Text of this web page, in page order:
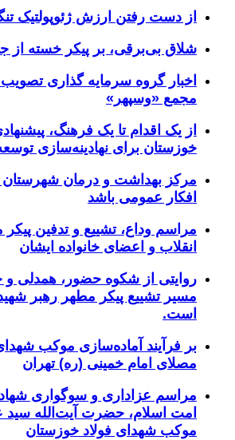
از دست رفتن ارزش ژئوپولتیک
شلاق‌ بی‌برقی، بر پیکر خسته‌ از
مجمع «وسپهر»
از یک اقدام تا یک فرهنگ،
خوزستان برای نهادینه‌سازی
مرکز بهداشت و درمان شهرستان
افکار عمومی باشد
مراسم وداع، تشییع و تدفین
انقلاب و اعضای خانواده ایشان
روایتی از شکوه حضور، همدلی
مسیر تشییع پیکر مطهر رهبر
است.
بر فرآیند آماده‌سازی موکب
مصلای امام خمینی (ره) تهران
مراسم عزاداری و سوگواری
امت اسلام، حضرت آیت‌الله سید
موکب شهدای فولاد خوزستان